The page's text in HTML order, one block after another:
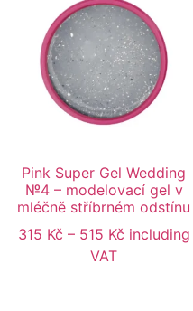
Pink Super Gel Wedding
№4 – modelovací gel v
mléčně stříbrném odstínu
315 Kč – 515 Kč including
VAT